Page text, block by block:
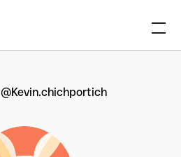
@Kevin.chichportich